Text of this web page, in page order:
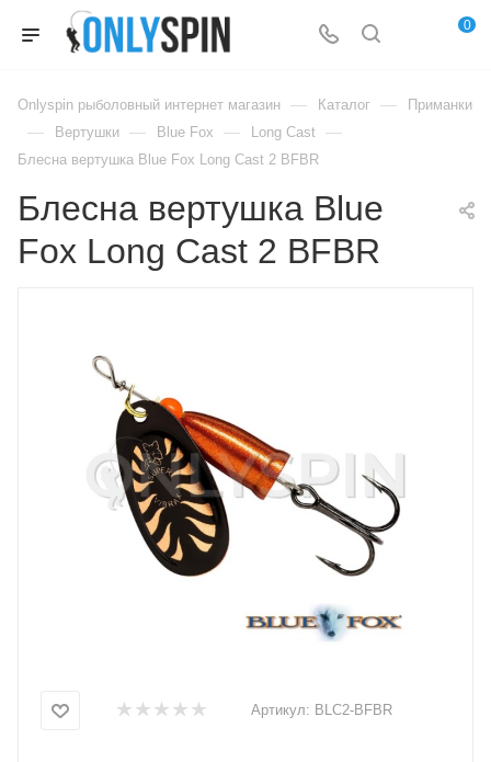
0
Onlyspin рыболовный интернет магазин — Каталог — Приманки
— Вертушки — Blue Fox — Long Cast —
Блесна вертушка Blue Fox Long Cast 2 BFBR
Блесна вертушка Blue
Fox Long Cast 2 BFBR
Артикул: BLC2-BFBR